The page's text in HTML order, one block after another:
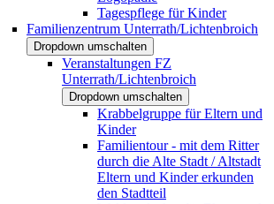
Tagespflege für Kinder
Familienzentrum Unterrath/Lichtenbroich
Dropdown umschalten
Veranstaltungen FZ
Unterrath/Lichtenbroich
Dropdown umschalten
Krabbelgruppe für Eltern und
Kinder
Familientour - mit dem Ritter
durch die Alte Stadt / Altstadt
Eltern und Kinder erkunden
den Stadtteil